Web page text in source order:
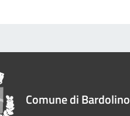
Comune di Bardolino